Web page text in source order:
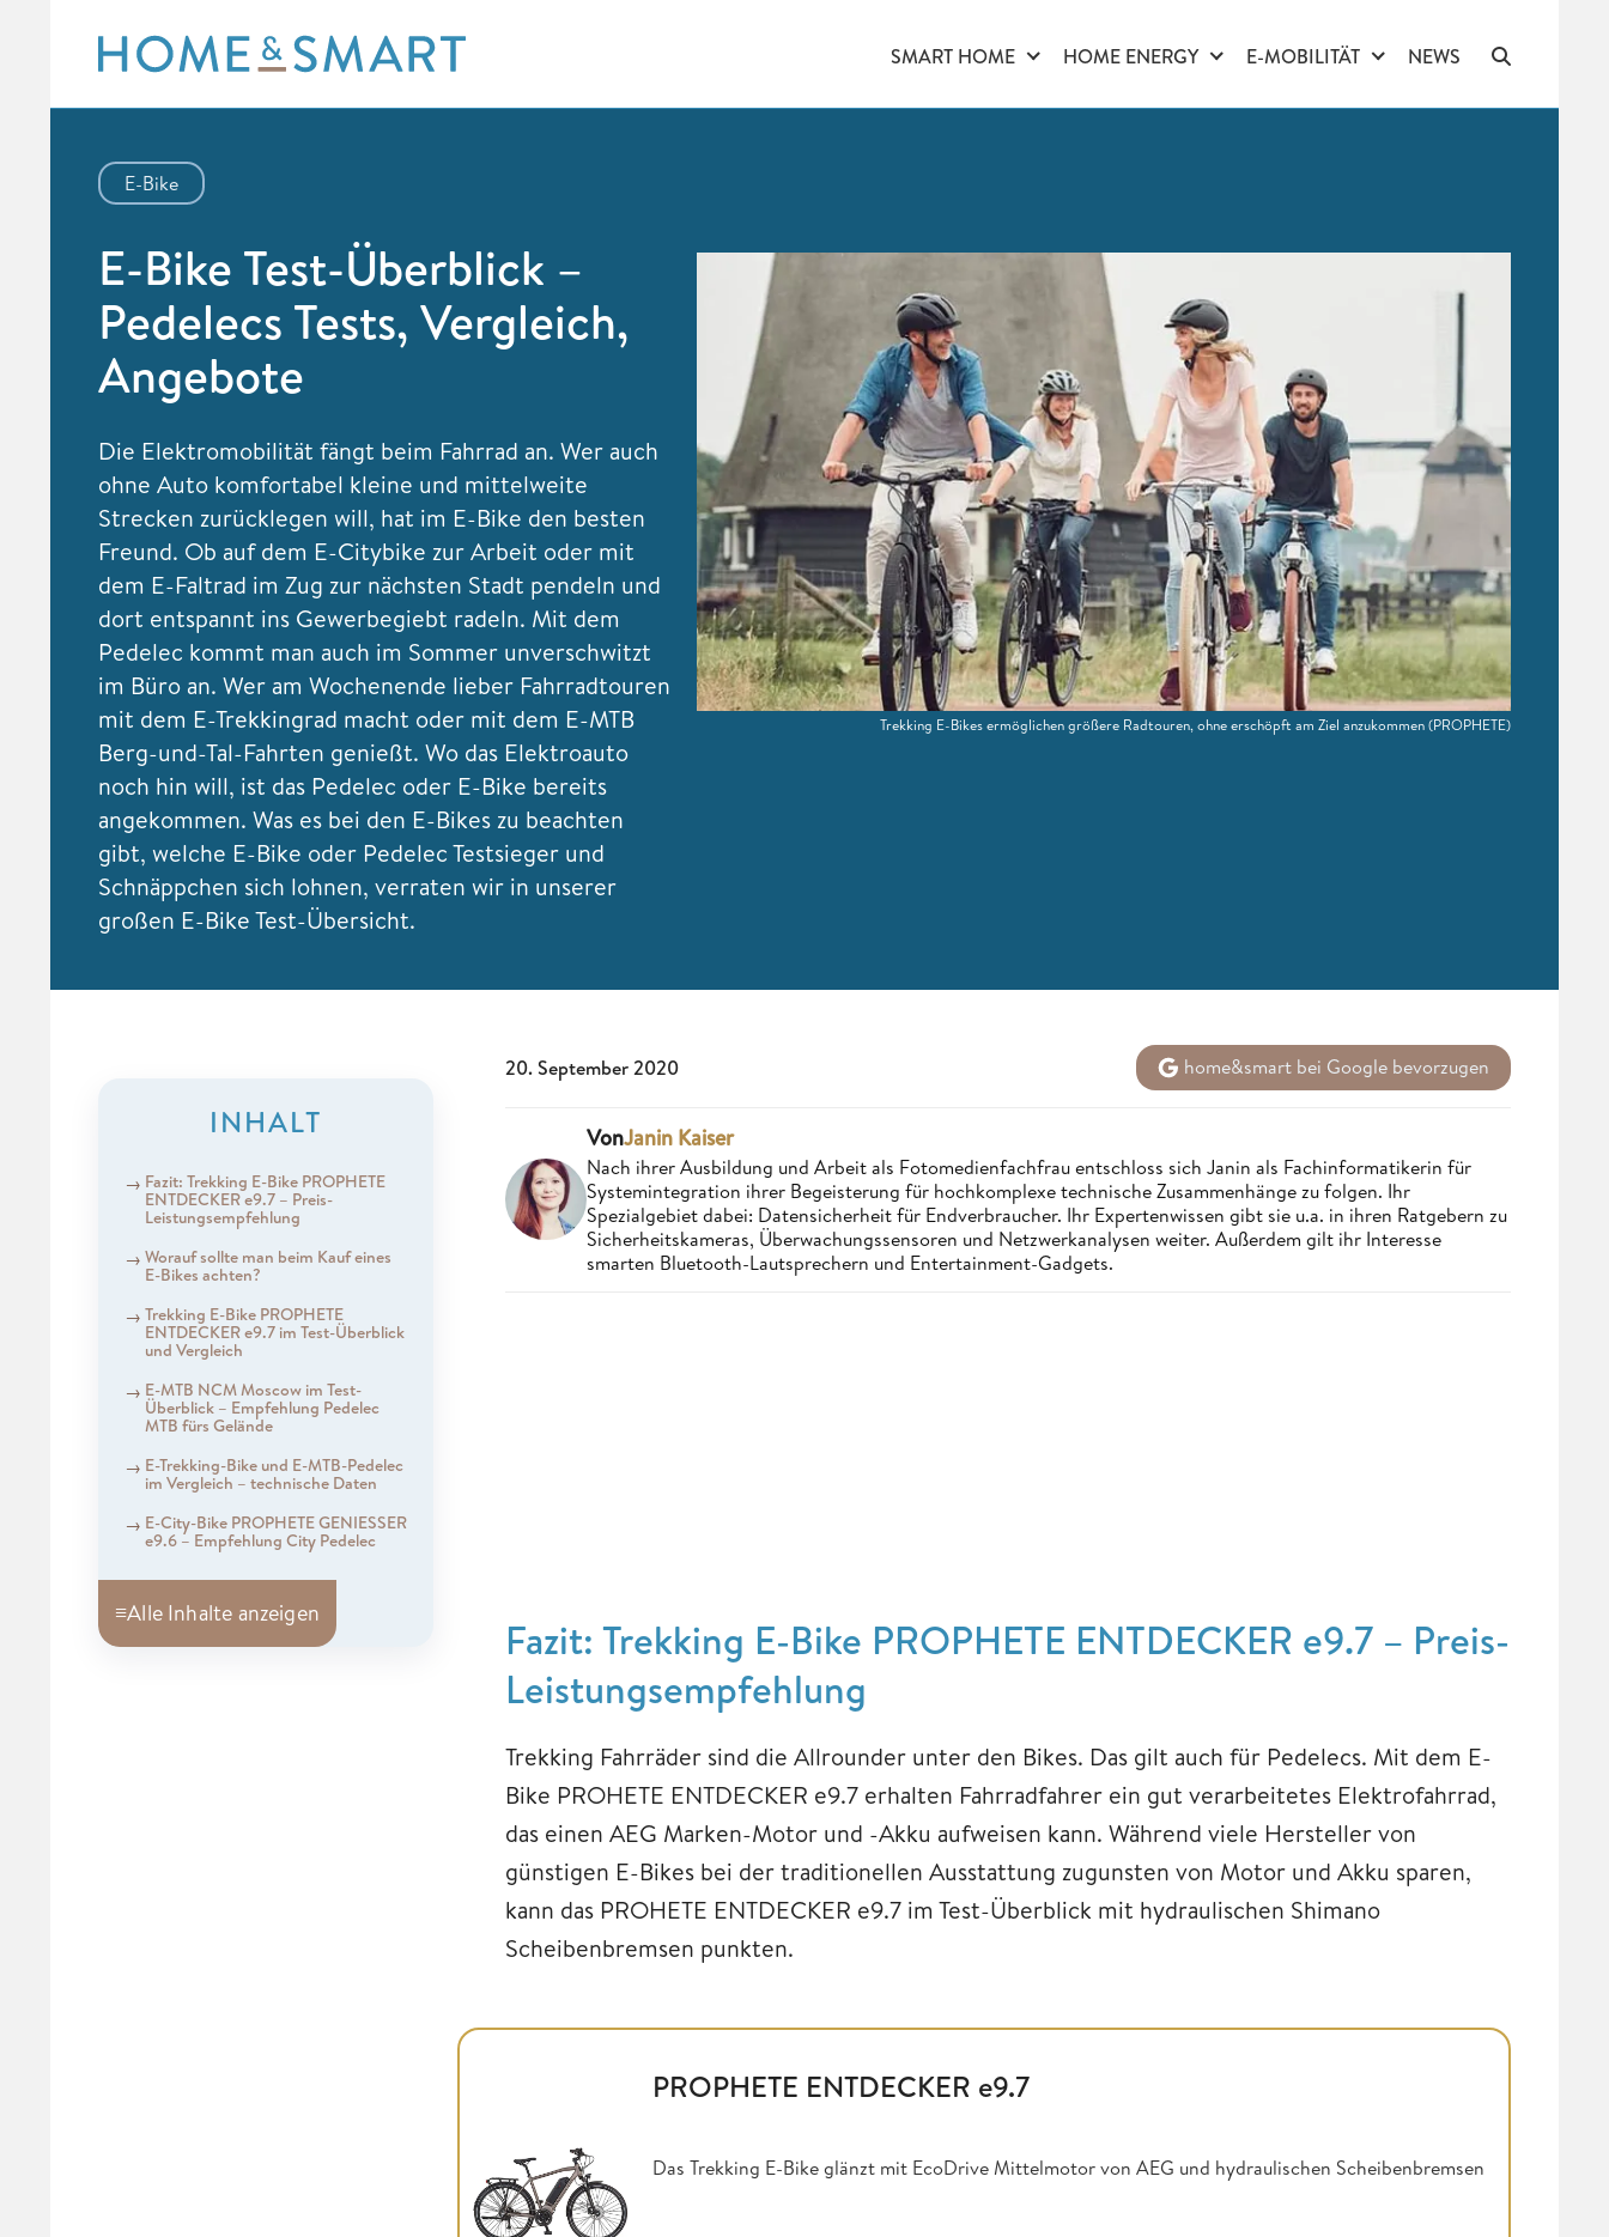
content
SMART HOME HOME ENERGY E-MOBILITÄT NEWS
E-Bike
E-Bike Test-Überblick –
Pedelecs Tests, Vergleich,
Angebote
Die Elektromobilität fängt beim Fahrrad an. Wer auch
ohne Auto komfortabel kleine und mittelweite
Strecken zurücklegen will, hat im E-Bike den besten
Freund. Ob auf dem E-Citybike zur Arbeit oder mit
dem E-Faltrad im Zug zur nächsten Stadt pendeln und
dort entspannt ins Gewerbegiebt radeln. Mit dem
Pedelec kommt man auch im Sommer unverschwitzt
im Büro an. Wer am Wochenende lieber Fahrradtouren
mit dem E-Trekkingrad macht oder mit dem E-MTB
Berg-und-Tal-Fahrten genießt. Wo das Elektroauto
noch hin will, ist das Pedelec oder E-Bike bereits
angekommen. Was es bei den E-Bikes zu beachten
gibt, welche E-Bike oder Pedelec Testsieger und
Schnäppchen sich lohnen, verraten wir in unserer
großen E-Bike Test-Übersicht.
Trekking E-Bikes ermöglichen größere Radtouren, ohne erschöpft am Ziel anzukommen(PROPHETE)
INHALT
Fazit: Trekking E-Bike PROPHETE
ENTDECKER e9.7 – Preis-
Leistungsempfehlung
Worauf sollte man beim Kauf eines
E-Bikes achten?
Trekking E-Bike PROPHETE
ENTDECKER e9.7 im Test-Überblick
und Vergleich
E-MTB NCM Moscow im Test-
Überblick – Empfehlung Pedelec
MTB fürs Gelände
E-Trekking-Bike und E-MTB-Pedelec
im Vergleich – technische Daten
E-City-Bike PROPHETE GENIESSER
e9.6 – Empfehlung City Pedelec
≡Alle Inhalte anzeigen
20. September 2020 home&smart bei Google bevorzugen
VonJanin Kaiser
Nach ihrer Ausbildung und Arbeit als Fotomedienfachfrau entschloss sich Janin als Fachinformatikerin für
Systemintegration ihrer Begeisterung für hochkomplexe technische Zusammenhänge zu folgen. Ihr
Spezialgebiet dabei: Datensicherheit für Endverbraucher. Ihr Expertenwissen gibt sie u.a. in ihren Ratgebern zu
Sicherheitskameras, Überwachungssensoren und Netzwerkanalysen weiter. Außerdem gilt ihr Interesse
smarten Bluetooth-Lautsprechern und Entertainment-Gadgets.
Fazit: Trekking E-Bike PROPHETE ENTDECKER e9.7 – Preis-
Leistungsempfehlung
Trekking Fahrräder sind die Allrounder unter den Bikes. Das gilt auch für Pedelecs. Mit dem E-
Bike PROHETE ENTDECKER e9.7 erhalten Fahrradfahrer ein gut verarbeitetes Elektrofahrrad,
das einen AEG Marken-Motor und -Akku aufweisen kann. Während viele Hersteller von
günstigen E-Bikes bei der traditionellen Ausstattung zugunsten von Motor und Akku sparen,
kann das PROHETE ENTDECKER e9.7 im Test-Überblick mit hydraulischen Shimano
Scheibenbremsen punkten.
PROPHETE ENTDECKER e9.7
Das Trekking E-Bike glänzt mit EcoDrive Mittelmotor von AEG und hydraulischen Scheibenbremsen